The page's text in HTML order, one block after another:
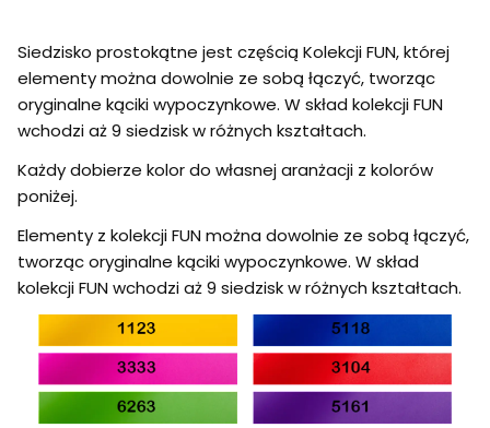
Siedzisko prostokątne jest częścią Kolekcji FUN, której
elementy można dowolnie ze sobą łączyć, tworząc
oryginalne kąciki wypoczynkowe. W skład kolekcji FUN
wchodzi aż 9 siedzisk w różnych kształtach.
Każdy dobierze kolor do własnej aranżacji z kolorów
poniżej.
Elementy z kolekcji FUN można dowolnie ze sobą łączyć,
tworząc oryginalne kąciki wypoczynkowe. W skład
kolekcji FUN wchodzi aż 9 siedzisk w różnych kształtach.